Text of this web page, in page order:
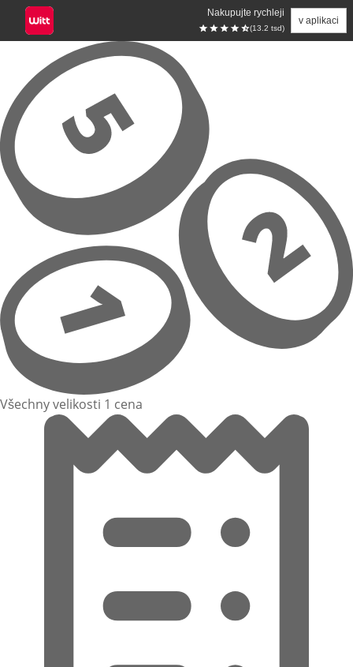
Nakupujte rychleji
(13.2 tsd)
v aplikaci
Přeskočit na hlavní obsah
Všechny velikosti 1 cena